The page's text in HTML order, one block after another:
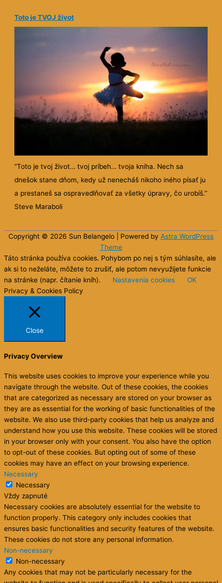
Toto je TVOJ život
“Toto je tvoj život… tvoj príbeh… tvoja kniha. Nech sa
dnešok stane dňom, kedy už nenecháš nikoho iného písať ju
a prestaneš sa ospravedlňovať za všetky úpravy, čo urobíš.”
Steve Maraboli
Copyright © 2026 Sun Belangelo | Powered by Astra WordPress
Theme
Táto stránka používa cookies. Pohybom po nej s tým súhlasíte, ale
ak si to neželáte, môžete to zrušiť, ale potom nevyužijete funkcie
na stránke (napr. čítanie kníh).
Nastavenia cookies
OK
Privacy & Cookies Policy
Close
Privacy Overview
This website uses cookies to improve your experience while you
navigate through the website. Out of these cookies, the cookies
that are categorized as necessary are stored on your browser as
they are as essential for the working of basic functionalities of the
website. We also use third-party cookies that help us analyze and
understand how you use this website. These cookies will be stored
in your browser only with your consent. You also have the option
to opt-out of these cookies. But opting out of some of these
cookies may have an effect on your browsing experience.
Necessary
Necessary
Vždy zapnuté
Necessary cookies are absolutely essential for the website to
function properly. This category only includes cookies that
ensures basic functionalities and security features of the website.
These cookies do not store any personal information.
Non-necessary
Non-necessary
Any cookies that may not be particularly necessary for the